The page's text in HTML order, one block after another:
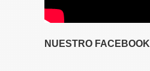
NUESTRO FACEBOOK